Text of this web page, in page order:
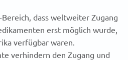
dass weltweiter Zugang
erst möglich wurde,
verfügbar waren.
verhindern den Zugang und